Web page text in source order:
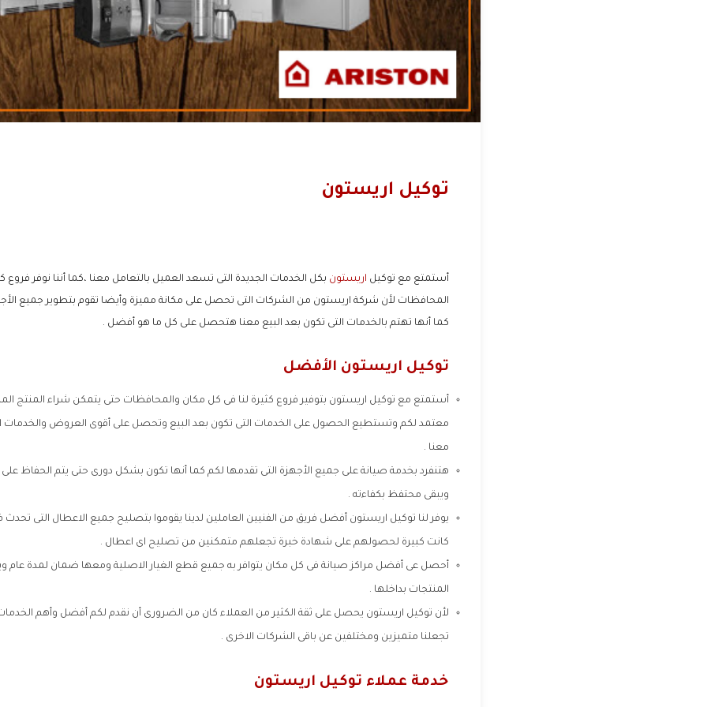
توكيل اريستون
أستمتع مع توكيل اريستون بكل الخدمات الجديدة التى تسعد العميل بالتعامل معنا ،كما أننا نوفر فروع
المحافظات لأن شركة اريستون من الشركات التى تحصل على مكانة مميزة وأيضا تقوم بتطوير جميع
كما أنها تهتم بالخدمات التى تكون بعد البيع معنا هتحصل على كل ما هو أفضل .
توكيل اريستون الأفضل
أستمتع مع توكيل اريستون بتوفير فروع كثيرة لنا فى كل مكان والمحافظات حتى يتمكن شراء المنتج
معتمد لكم وتستطيع الحصول على الخدمات التى تكون بعد البيع وتحصل على أقوى العروض والخدمات
معنا .
هتنفرد بخدمة صيانة على جميع الأجهزة التى تقدمها لكم كما أنها تكون بشكل دورى حتى يتم الحفاظ على
ويبقى محتفظ بكفاءته .
يوفر لنا توكيل اريستون أفضل فريق من الفنيين العاملين لدينا يقوموا بتصليح جميع الاعطال التى
كانت كبيرة لحصولهم على شهادة خبرة تجعلهم متمكنين من تصليح اى اعطال .
أحصل عى أفضل مراكز صيانة فى كل مكان يتوافر به جميع قطع الغيار الاصلية ومعها ضمان لمدة عام
المنتجات بداخلها .
لأن توكيل اريستون يحصل على ثقة الكثير من العملاء كان من الضرورى أن نقدم لكم أفضل وأهم الخدمات
تجعلنا متميزين ومختلفين عن باقى الشركات الاخرى .
خدمة عملاء توكيل اريستون